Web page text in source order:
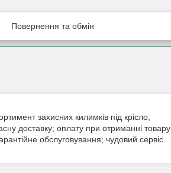
Повернення та обмін
захисних килимків під крісло;
доставку; оплату при отриманні товару
обслуговування; чудовий сервіс.